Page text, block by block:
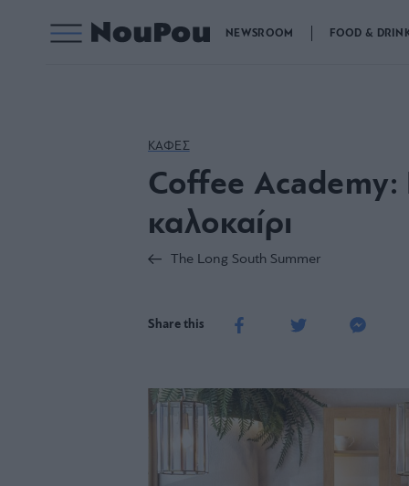
NEWSROOM FOOD &
ΚΑΦΕΣ
Coffee Academy:
καλοκαίρι
The Long South Summer
Share this